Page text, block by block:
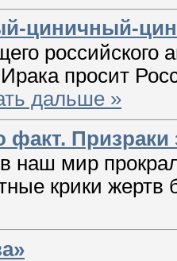
циничный-
просит
дальше »
Призраки
наш мир
крики